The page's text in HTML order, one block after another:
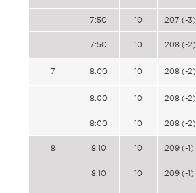
7:50 10 207 (-3)
7:50 10 208 (-2)
7 8:00 10 208 (-2)
8:00 10 208 (-2)
8:00 10 208 (-2)
8 8:10 10 209 (-1)
8:10 10 209 (-1)